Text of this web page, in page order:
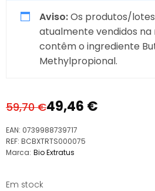
Aviso:Os produtos/lotes
atualmente vendidos na
contêm o ingrediente
Methylpropional.
59,70€
O
preço
original
era:
49,46 €
O
preço
atual
é:
EAN: 0739988739717
REF: BCBXTRTS000075
Marca: Bio Extratus
Em stock